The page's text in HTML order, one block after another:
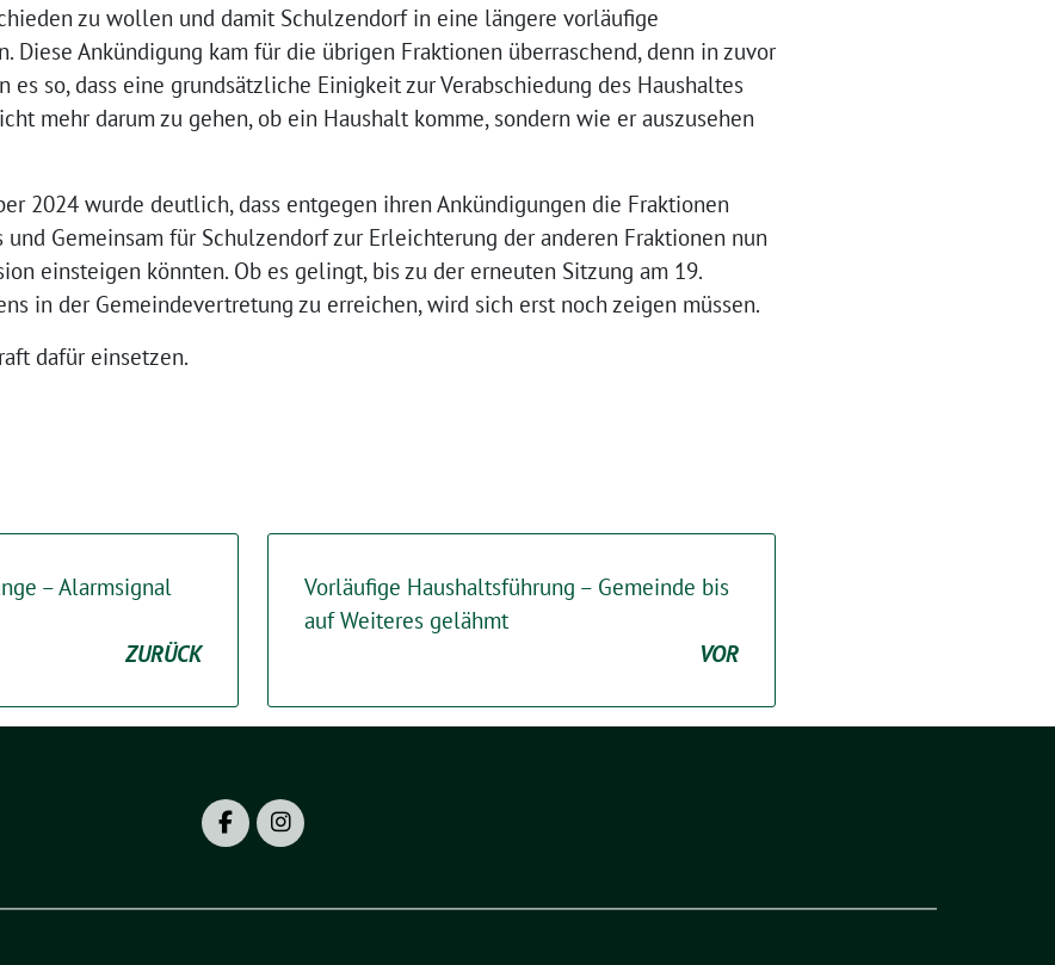
zu wollen und damit Schulzendorf in eine längere vorläufige
Diese Ankündigung kam für die übrigen Fraktionen überraschend, denn in zuvor
es so, dass eine grundsätzliche Einigkeit zur Verabschiedung des Haushaltes
mehr darum zu gehen, ob ein Haushalt komme, sondern wie er auszusehen
2024 wurde deutlich, dass entgegen ihren Ankündigungen die Fraktionen
und Gemeinsam für Schulzendorf zur Erleichterung der anderen Fraktionen nun
einsteigen könnten. Ob es gelingt, bis zu der erneuten Sitzung am 19.
in der Gemeindevertretung zu erreichen, wird sich erst noch zeigen müssen.
dafür einsetzen.
– Alarmsignal
ZURÜCK
Vorläufige Haushaltsführung – Gemeinde bis
auf Weiteres gelähmt
VOR